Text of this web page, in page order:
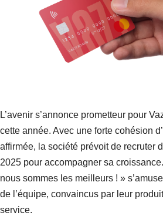
L’avenir s’annonce prometteur pour
cette année. Avec une forte cohésion
affirmée, la société prévoit de recruter
2025 pour accompagner sa
nous sommes les meilleurs ! »
de l’équipe, convaincus par leur
service.